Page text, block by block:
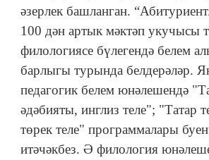
әзерлек башланган.
100 дән артык мәктәп укучысы
филологиясе бүлегендә белем
барлыгы турында белдерәләр.
педагогик белем юнәлешендә
әдәбияты, инглиз теле"; "Татар
төрек теле" программалары
итәчәкбез. Ә филология